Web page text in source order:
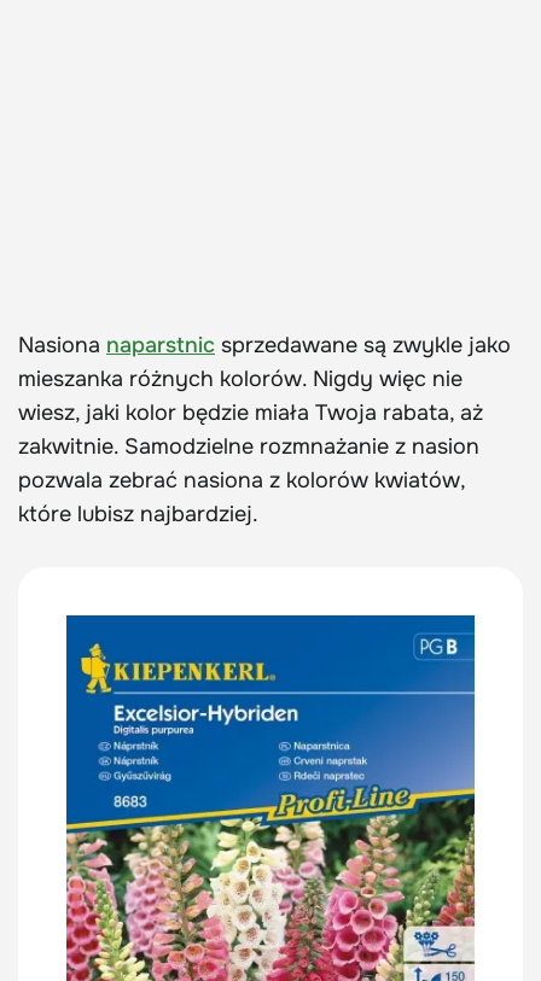
Nasiona naparstnic sprzedawane są zwykle jako
mieszanka różnych kolorów. Nigdy więc nie
wiesz, jaki kolor będzie miała Twoja rabata, aż
zakwitnie. Samodzielne rozmnażanie z nasion
pozwala zebrać nasiona z kolorów kwiatów,
które lubisz najbardziej.